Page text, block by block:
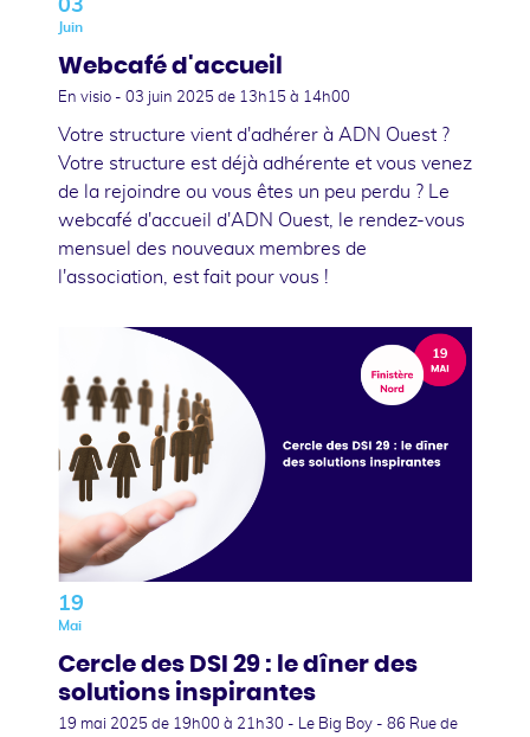
03
Juin
Webcafé d'accueil
En visio - 03 juin 2025 de 13h15 à 14h00
Votre structure vient d'adhérer à ADN Ouest ?
Votre structure est déjà adhérente et vous venez
de la rejoindre ou vous êtes un peu perdu ? Le
webcafé d'accueil d'ADN Ouest, le rendez-vous
mensuel des nouveaux membres de
l'association, est fait pour vous !
19
Mai
Cercle des DSI 29 : le dîner des
solutions inspirantes
19 mai 2025 de 19h00 à 21h30 - Le Big Boy - 86 Rue de